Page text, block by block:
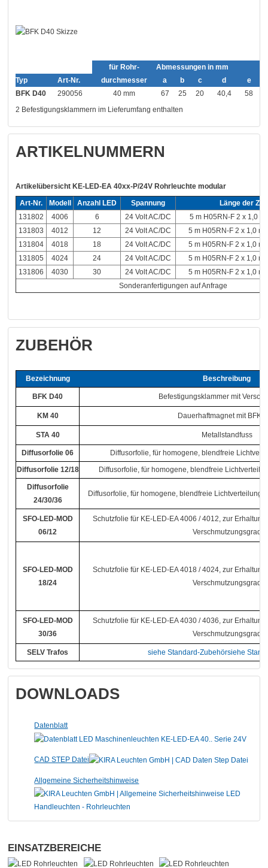
für Rohr-
Abmessungen in mm
Typ
Art-Nr. durchmesser a b c d
e
BFK D40
290056 40 mm 67 25 20 40,4 58
2 Befestigungsklammern im Lieferumfang enthalten
ARTIKELNUMMERN
Artikelübersicht KE-LED-EA 40xx-P/24V Rohrleuchte modular
Art-Nr. Modell Anzahl LED Spannung
Länge der
131802
4006 6 24 Volt AC/DC
5 m H05RN-F 2 x 1,0
131803
4012 12 24 Volt AC/DC
5 m H05RN-F 2 x 1,0
131804
4018 18 24 Volt AC/DC
5 m H05RN-F 2 x 1,0
131805
4024 24 24 Volt AC/DC
5 m H05RN-F 2 x 1,0
131806
4030 30 24 Volt AC/DC
5 m H05RN-F 2 x 1,0
Sonderanfertigungen auf Anfrage
ZUBEHÖR
Bezeichnung Beschreibung
BFK D40 Befestigungsklammer mit
KM 40 Dauerhaftmagnet mit BFK
STA 40 Metallstandfuss
Diffusorfolie 06 Diffusorfolie, für homogene, blendfreie
Diffusorfolie 12/18 Diffusorfolie, für homogene, blendfreie
Diffusorfolie
24/30/36
Diffusorfolie, für homogene, blendfreie Lichtverteilung,
SFO-LED-MOD
06/12
Schutzfolie für KE-LED-EA 4006 / 4012, zur
Verschmutzungsgrad
SFO-LED-MOD
18/24
Schutzfolie für KE-LED-EA 4018 / 4024, zur
Verschmutzungsgrad
SFO-LED-MOD
30/36
Schutzfolie für KE-LED-EA 4030 / 4036, zur
Verschmutzungsgrad
SELV Trafos siehe Standard-Zubehörsiehe
DOWNLOADS
Datenblatt
CAD STEP Datei
Allgemeine Sicherheitshinweise
EINSATZBEREICHE